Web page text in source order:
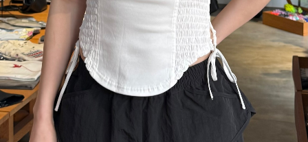
LADIES
MENS
New Arrival
【LADIES】BRAND LIST
A
B
C
D
E
F
G
H